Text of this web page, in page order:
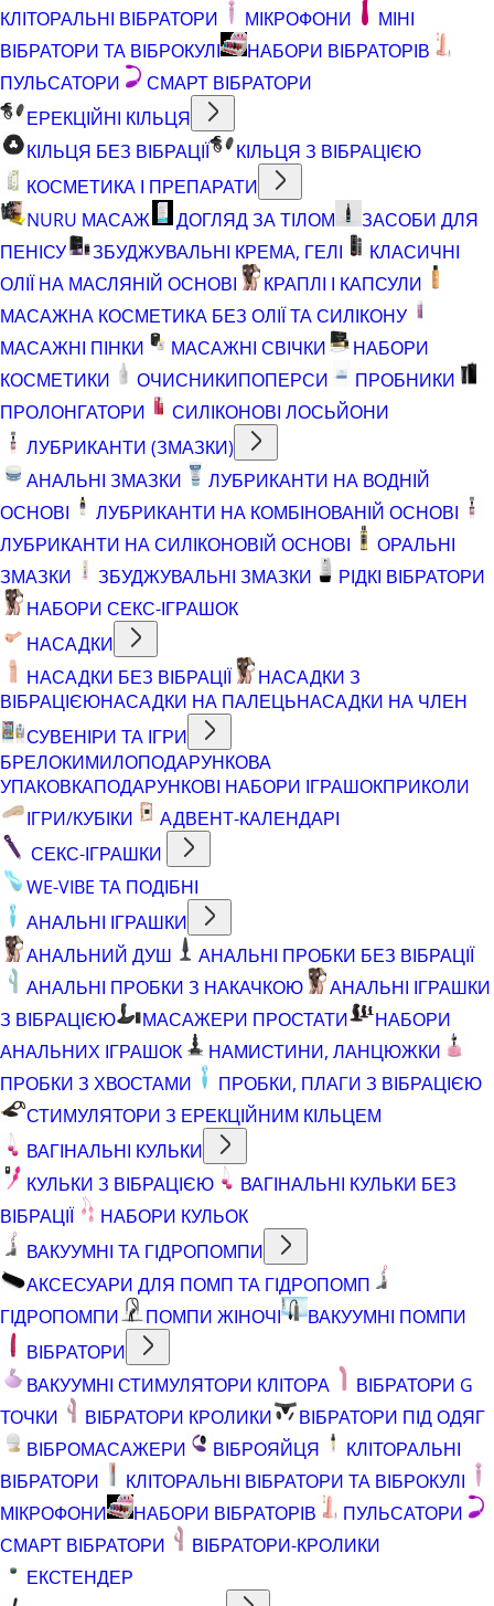
КЛІТОРАЛЬНІ ВІБРАТОРИ
МІКРОФОНИ
МІНІ
ВІБРАТОРИ ТА ВІБРОКУЛІ
НАБОРИ ВІБРАТОРІВ
ПУЛЬСАТОРИ
СМАРТ ВІБРАТОРИ
ЕРЕКЦІЙНІ КІЛЬЦЯ
КІЛЬЦЯ БЕЗ ВІБРАЦІЇ
КІЛЬЦЯ З ВІБРАЦІЄЮ
КОСМЕТИКА І ПРЕПАРАТИ
NURU МАСАЖ
ДОГЛЯД ЗА ТІЛОМ
ЗАСОБИ ДЛЯ
ПЕНІСУ
ЗБУДЖУВАЛЬНІ КРЕМА, ГЕЛІ
КЛАСИЧНІ
ОЛІЇ НА МАСЛЯНІЙ ОСНОВІ
КРАПЛІ І КАПСУЛИ
МАСАЖНА КОСМЕТИКА БЕЗ ОЛІЇ ТА СИЛІКОНУ
МАСАЖНІ ПІНКИ
МАСАЖНІ СВІЧКИ
НАБОРИ
КОСМЕТИКИ
ОЧИСНИКИПОПЕРСИ
ПРОБНИКИ
ПРОЛОНГАТОРИ
СИЛІКОНОВІ ЛОСЬЙОНИ
ЛУБРИКАНТИ (ЗМАЗКИ)
АНАЛЬНІ ЗМАЗКИ
ЛУБРИКАНТИ НА ВОДНІЙ
ОСНОВІ
ЛУБРИКАНТИ НА КОМБІНОВАНІЙ ОСНОВІ
ЛУБРИКАНТИ НА СИЛІКОНОВІЙ ОСНОВІ
ОРАЛЬНІ
ЗМАЗКИ
ЗБУДЖУВАЛЬНІ ЗМАЗКИ
РІДКІ ВІБРАТОРИ
НАБОРИ СЕКС-ІГРАШОК
НАСАДКИ
НАСАДКИ БЕЗ ВІБРАЦІЇ
НАСАДКИ З
ВІБРАЦІЄЮНАСАДКИ НА ПАЛЕЦЬНАСАДКИ НА ЧЛЕН
СУВЕНІРИ ТА ІГРИ
БРЕЛОКИМИЛОПОДАРУНКОВА
УПАКОВКАПОДАРУНКОВІ НАБОРИ ІГРАШОКПРИКОЛИ
ІГРИ/КУБІКИ
АДВЕНТ-КАЛЕНДАРІ
СЕКС-ІГРАШКИ
WE-VIBE ТА ПОДІБНІ
АНАЛЬНІ ІГРАШКИ
АНАЛЬНИЙ ДУШ
АНАЛЬНІ ПРОБКИ БЕЗ ВІБРАЦІЇ
АНАЛЬНІ ПРОБКИ З НАКАЧКОЮ
АНАЛЬНІ ІГРАШКИ
З ВІБРАЦІЄЮ
МАСАЖЕРИ ПРОСТАТИ
НАБОРИ
АНАЛЬНИХ ІГРАШОК
НАМИСТИНИ, ЛАНЦЮЖКИ
ПРОБКИ З ХВОСТАМИ
ПРОБКИ, ПЛАГИ З ВІБРАЦІЄЮ
СТИМУЛЯТОРИ З ЕРЕКЦІЙНИМ КІЛЬЦЕМ
ВАГІНАЛЬНІ КУЛЬКИ
КУЛЬКИ З ВІБРАЦІЄЮ
ВАГІНАЛЬНІ КУЛЬКИ БЕЗ
ВІБРАЦІЇ
НАБОРИ КУЛЬОК
ВАКУУМНІ ТА ГІДРОПОМПИ
АКСЕСУАРИ ДЛЯ ПОМП ТА ГІДРОПОМП
ГІДРОПОМПИ
ПОМПИ ЖІНОЧІ
ВАКУУМНІ ПОМПИ
ВІБРАТОРИ
ВАКУУМНІ СТИМУЛЯТОРИ КЛІТОРА
ВІБРАТОРИ G
ТОЧКИ
ВІБРАТОРИ КРОЛИКИ
ВІБРАТОРИ ПІД ОДЯГ
ВІБРОМАСАЖЕРИ
ВІБРОЯЙЦЯ
КЛІТОРАЛЬНІ
ВІБРАТОРИ
КЛІТОРАЛЬНІ ВІБРАТОРИ ТА ВІБРОКУЛІ
МІКРОФОНИ
НАБОРИ ВІБРАТОРІВ
ПУЛЬСАТОРИ
СМАРТ ВІБРАТОРИ
ВІБРАТОРИ-КРОЛИКИ
ЕКСТЕНДЕР